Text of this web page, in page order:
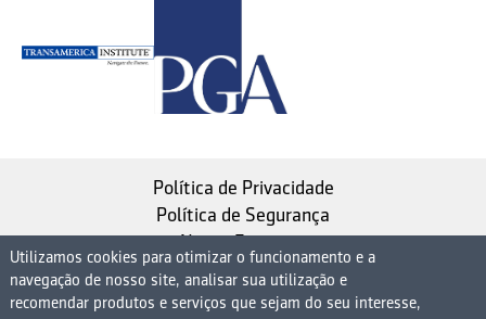
Política de Privacidade
Política de Segurança
Nosso Estatuto
Instituto de Longevidade MAG, uma empresa do
Utilizamos cookies para otimizar o funcionamento e a
navegação de nosso site, analisar sua utilização e
recomendar produtos e serviços que sejam do seu interesse,